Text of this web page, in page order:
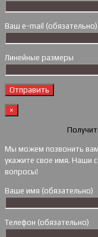
Ваш e-mail (обязательно)
Линейные размеры
×
Мы можем позвонить
укажите свое имя. Наши
вопросы!
Ваше имя (обязательно)
Телефон (обязательно)